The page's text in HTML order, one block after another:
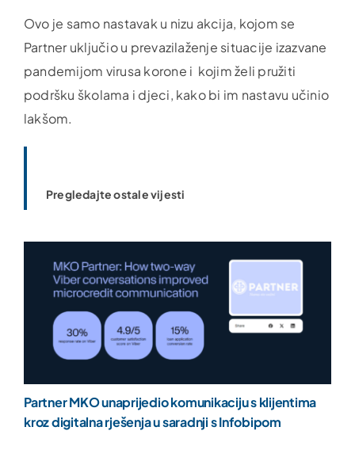
Ovo je samo nastavak u nizu akcija, kojom se
Partner uključio u prevazilaženje situacije izazvane
pandemijom virusa korone i kojim želi pružiti
podršku školama i djeci, kako bi im nastavu učinio
lakšom.
Pregledajte ostale vijesti
Partner MKO unaprijedio komunikaciju s klijentima
kroz digitalna rješenja u saradnji s Infobipom